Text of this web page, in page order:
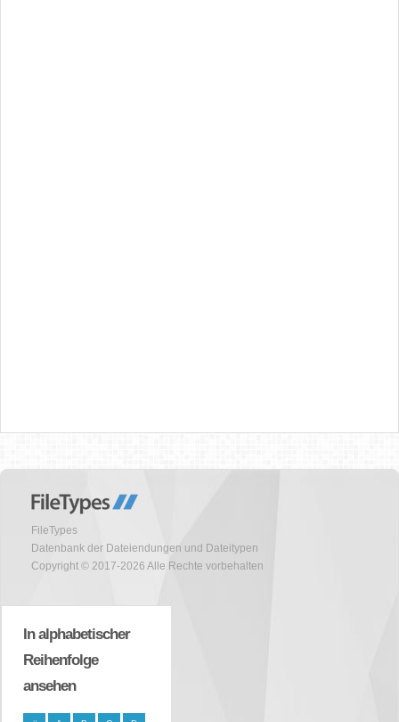
FileTypes
Datenbank der Dateiendungen und Dateitypen
Copyright © 2017-2026 Alle Rechte vorbehalten
In alphabetischer
Reihenfolge
ansehen